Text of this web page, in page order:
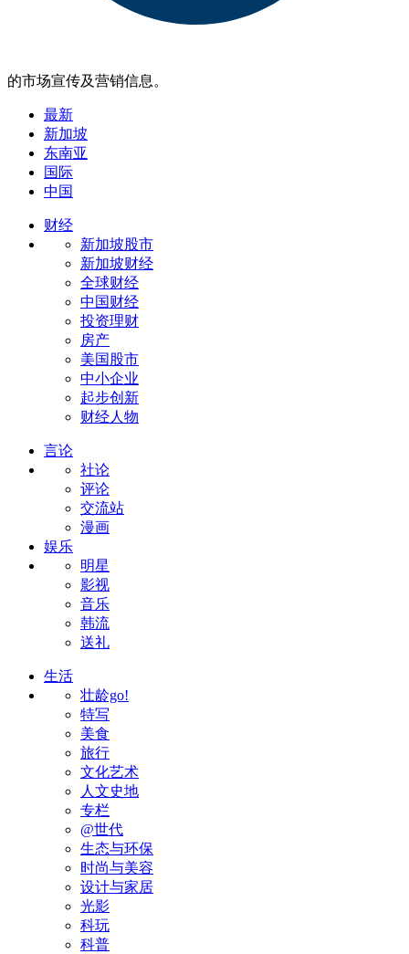
的市场宣传及营销信息。
最新
新加坡
东南亚
国际
中国
财经
新加坡股市
新加坡财经
全球财经
中国财经
投资理财
房产
美国股市
中小企业
起步创新
财经人物
言论
社论
评论
交流站
漫画
娱乐
明星
影视
音乐
韩流
送礼
生活
壮龄go!
特写
美食
旅行
文化艺术
人文史地
专栏
@世代
生态与环保
时尚与美容
设计与家居
光影
科玩
科普